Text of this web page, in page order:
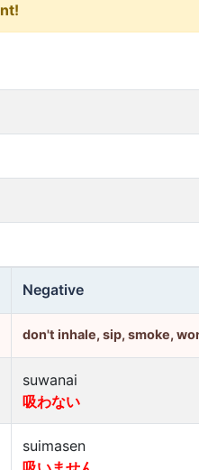
Negative
don't inhale, sip, smoke,
suwanai
吸わない
suimasen